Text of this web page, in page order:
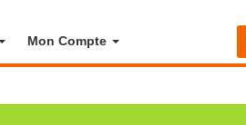
Mon Compte